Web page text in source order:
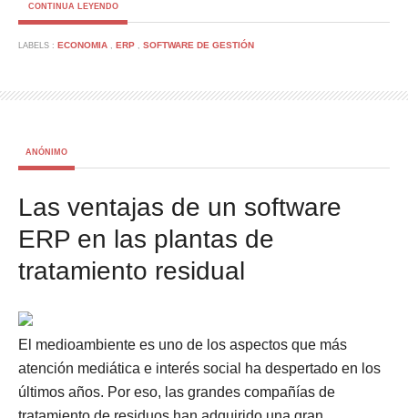
CONTINUA LEYENDO
LABELS : ECONOMIA , ERP , SOFTWARE DE GESTIÓN
ANÓNIMO
Las ventajas de un software
ERP en las plantas de
tratamiento residual
El medioambiente es uno de los aspectos que más
atención mediática e interés social ha despertado en los
últimos años. Por eso, las grandes compañías de